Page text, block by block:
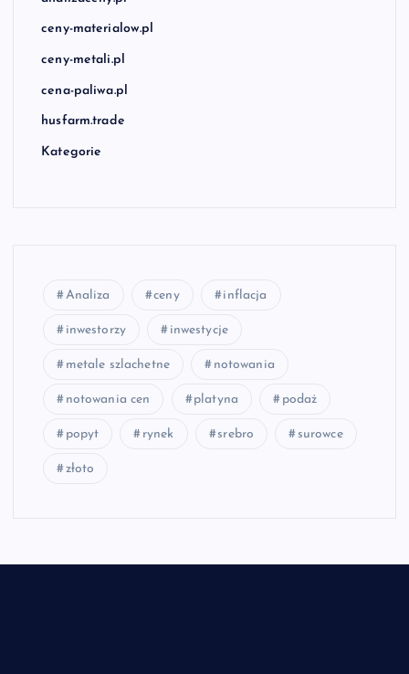
ceny-materialow.pl
ceny-metali.pl
cena-paliwa.pl
husfarm.trade
Kategorie
Analiza ceny inflacja
inwestorzy inwestycje
metale szlachetne notowania
notowania cen platyna podaż
popyt rynek srebro surowce
złoto